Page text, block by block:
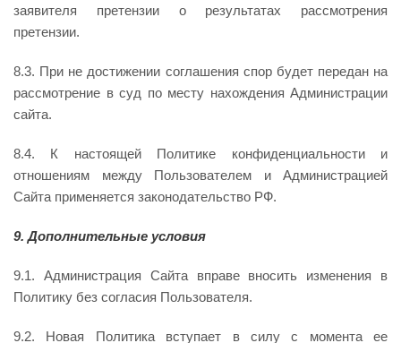
заявителя претензии о результатах рассмотрения
претензии.
8.3. При не достижении соглашения спор будет передан на
рассмотрение в суд по месту нахождения Администрации
сайта.
8.4. К настоящей Политике конфиденциальности и
отношениям между Пользователем и Администрацией
Сайта применяется законодательство РФ.
9. Дополнительные условия
9.1. Администрация Сайта вправе вносить изменения в
Политику без согласия Пользователя.
9.2. Новая Политика вступает в силу с момента ее